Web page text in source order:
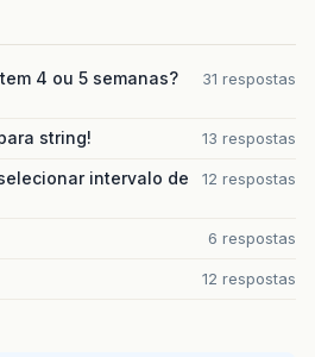
4 ou 5 semanas?
31 respostas
string! 13 respostas
intervalo de
12 respostas
6 respostas
12 respostas